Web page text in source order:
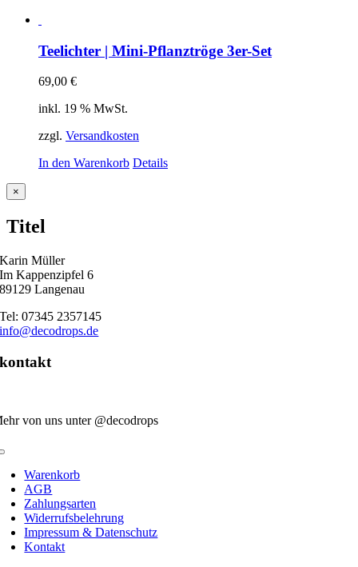
Teelichter | Mini-Pflanztröge 3er-Set
69,00 €
inkl. 19 % MwSt.
zzgl. Versandkosten
In den Warenkorb Details
Close
product
view
×
Titel
Karin Müller
Im Kappenzipfel 6
89129 Langenau
Tel: 07345 2357145
info@decodrops.de
kontakt
von uns unter @decodrops
Warenkorb
AGB
Zahlungsarten
Widerrufsbelehrung
Impressum & Datenschutz
Kontakt